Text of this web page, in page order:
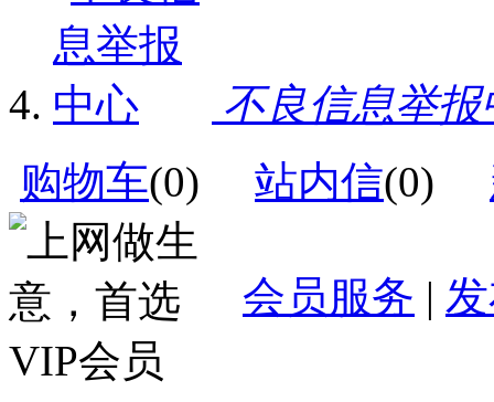
不良信息举报
购物车(0) 站内信(0)
会员服务 |